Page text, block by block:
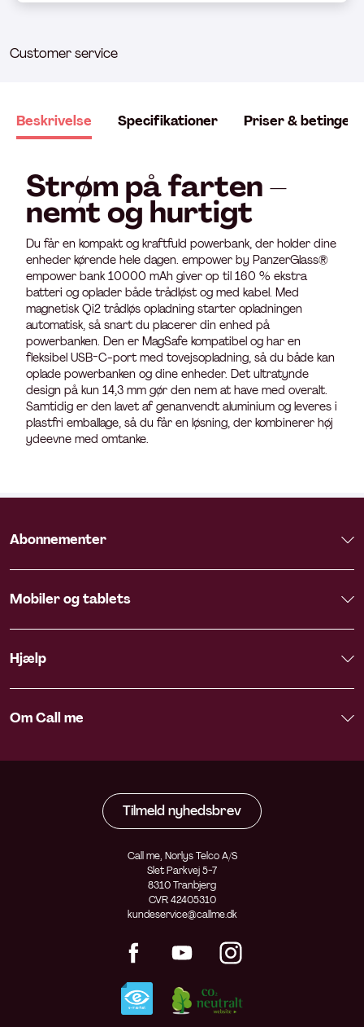
Customer service
Beskrivelse Specifikationer Priser &
Strøm på farten –
nemt og hurtigt
Du får en kompakt og kraftfuld powerbank, der holder dine
enheder kørende hele dagen. empower by PanzerGlass®
empower bank 10000 mAh giver op til 160 % ekstra
batteri og oplader både trådløst og med kabel. Med
magnetisk Qi2 trådløs opladning starter opladningen
automatisk, så snart du placerer din enhed på
powerbanken. Den er MagSafe kompatibel og har en
fleksibel USB-C-port med tovejsopladning, så du både kan
oplade powerbanken og dine enheder. Det ultratynde
design på kun 14,3 mm gør den nem at have med overalt.
Samtidig er den lavet af genanvendt aluminium og leveres i
plastfri emballage, så du får en løsning, der kombinerer høj
ydeevne med omtanke.
Abonnementer
Mobiler og tablets
Hjælp
Om Call me
Tilmeld nyhedsbrev
Call me, Norlys Telco A/S
Slet Parkvej 5-7
8310 Tranbjerg
CVR 42405310
kundeservice@callme.dk